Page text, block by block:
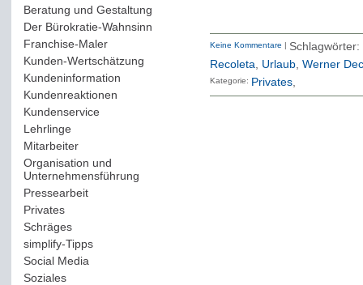
Beratung und Gestaltung
Der Bürokratie-Wahnsinn
Franchise-Maler(42)
Kunden-Wertschätzung
Kundeninformation
Kundenreaktionen
Kundenservice(178)
Lehrlinge(54)
Mitarbeiter(163)
Organisation und
Unternehmensführung
Pressearbeit(12)
Privates(193)
Schräges(161)
simplify-Tipps(123)
Social Media
Soziales(37)
Keine Kommentare |
Recoleta, Urlaub, Werner
Kategorie: Privates